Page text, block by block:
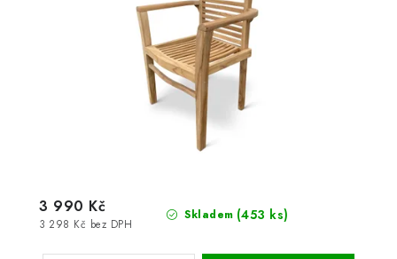
Skladem (453 ks)
3 298 Kč bez DPH
3 990 Kč